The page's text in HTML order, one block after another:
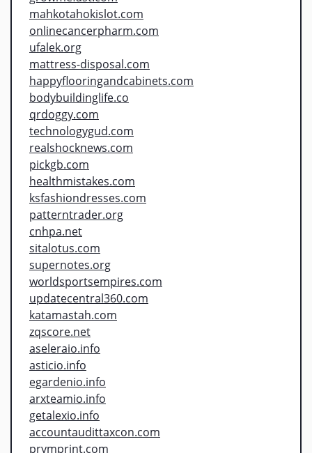
mahkotahokislot.com
onlinecancerpharm.com
ufalek.org
mattress-disposal.com
happyflooringandcabinets.com
bodybuildinglife.co
qrdoggy.com
technologygud.com
realshocknews.com
pickgb.com
healthmistakes.com
ksfashiondresses.com
patterntrader.org
cnhpa.net
sitalotus.com
supernotes.org
worldsportsempires.com
updatecentral360.com
katamastah.com
zqscore.net
aseleraio.info
asticio.info
egardenio.info
arxteamio.info
getalexio.info
accountaudittaxcon.com
prymprint.com